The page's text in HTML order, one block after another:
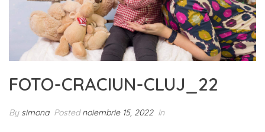
FOTO-CRACIUN-CLUJ_22
By simona Postednoiembrie 15, 2022 In